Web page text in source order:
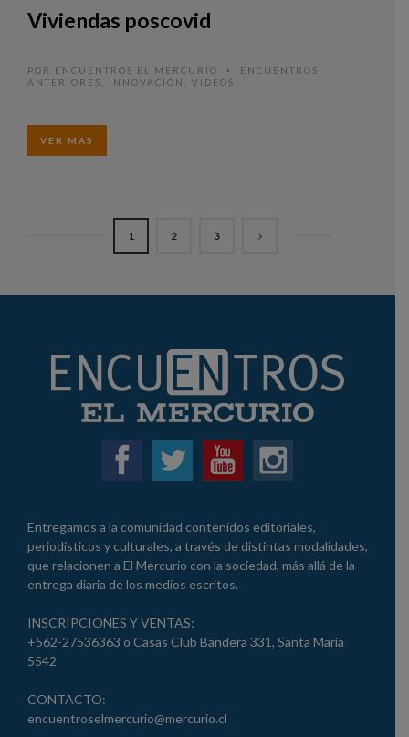
Viviendas poscovid
POR ENCUENTROS EL MERCURIO •
ENCUENTROS
ANTERIORES
INNOVACIÓN VIDEOS
VER MAS
1 2 3
Entregamos a la comunidad contenidos editoriales,
periodísticos y culturales, a través de distintas modalidades,
que relacionen a El Mercurio con la sociedad, más allá de la
entrega diaria de los medios escritos.
INSCRIPCIONES Y VENTAS:
+562-27536363 o Casas Club Bandera 331, Santa María
5542
CONTACTO:
encuentroselmercurio@mercurio.cl